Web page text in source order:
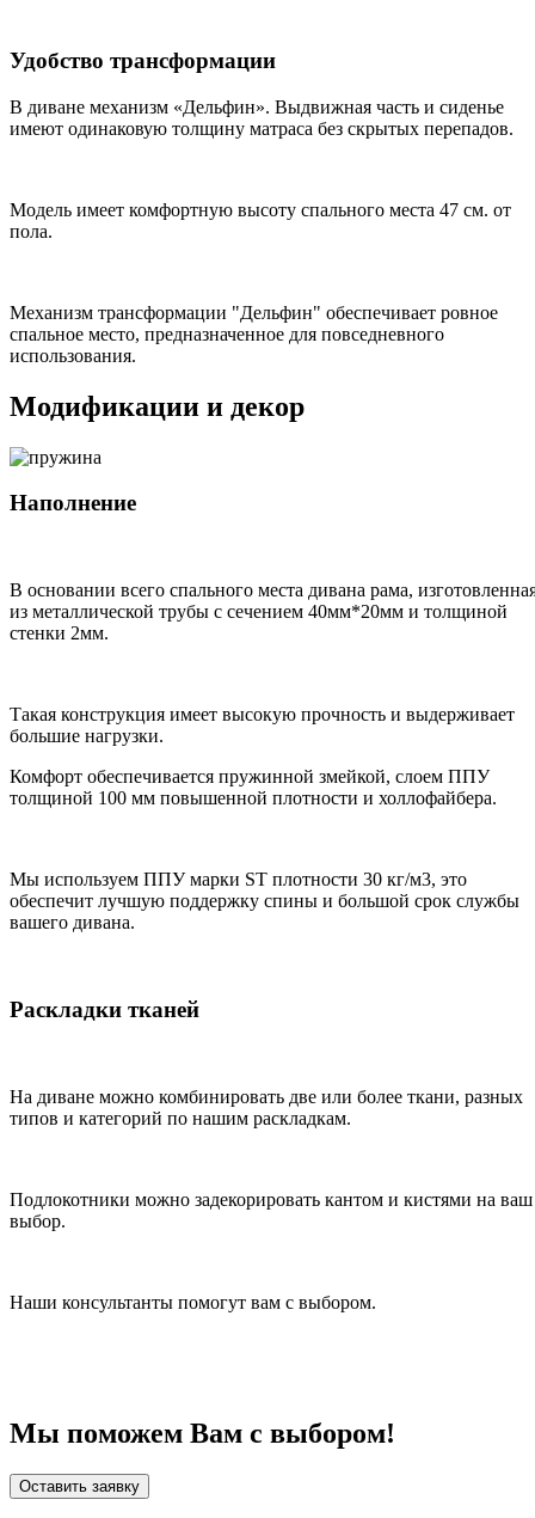
Удобство трансформации
В диване механизм «Дельфин». Выдвижная часть и сиденье
имеют одинаковую толщину матраса без скрытых перепадов.
Модель имеет комфортную высоту спального места 47 см. от
пола.
Механизм трансформации "Дельфин" обеспечивает ровное
спальное место, предназначенное для повседневного
использования.
Модификации и декор
Наполнение
В основании всего спального места дивана рама,
из металлической трубы с сечением 40мм*20мм и толщиной
стенки 2мм.
Такая конструкция имеет высокую прочность и выдерживает
большие нагрузки.
Комфорт обеспечивается пружинной змейкой, слоем ППУ
толщиной 100 мм повышенной плотности и холлофайбера.
Мы используем ППУ марки ST плотности 30 кг/м3, это
обеспечит лучшую поддержку спины и большой срок службы
вашего дивана.
Раскладки тканей
На диване можно комбинировать две или более ткани, разных
типов и категорий по нашим раскладкам.
Подлокотники можно задекорировать кантом и кистями на ваш
выбор.
Наши консультанты помогут вам с выбором.
Мы поможем Вам с выбором!
Оставить заявку